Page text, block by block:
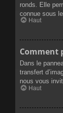
ronds. Elle
connue sous
Haut
Comment
Dans le
transfert
nous vous
Haut